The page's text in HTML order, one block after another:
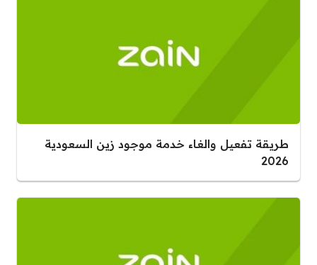
طريقة تفعيل والغاء خدمة موجود زين السعودية
2026